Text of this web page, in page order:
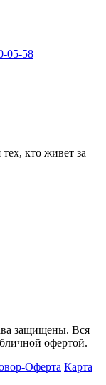
05-58
кто живет за
защищены. Вся
офертой.
Оферта Карта